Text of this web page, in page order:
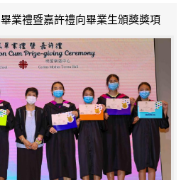
業禮暨嘉許禮向畢業生頒獎獎項